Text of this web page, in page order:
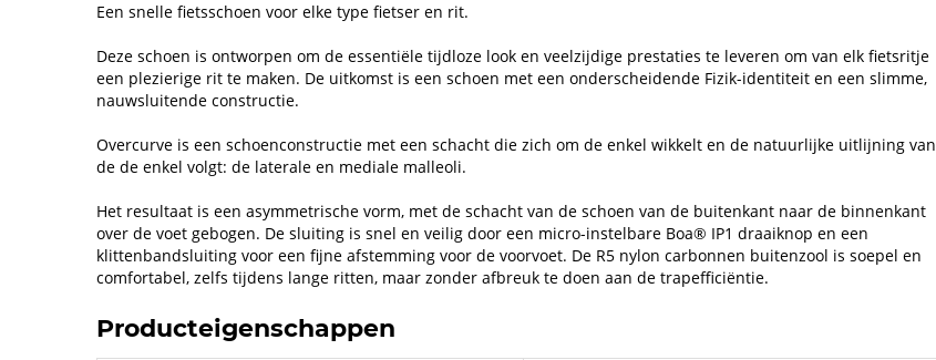
Een snelle fietsschoen voor elke type fietser en rit.
Deze schoen is ontworpen om de essentiële tijdloze look en veelzijdige prestaties te leveren om van elk fietsritje
een plezierige rit te maken. De uitkomst is een schoen met een onderscheidende Fizik-identiteit en een slimme,
nauwsluitende constructie.
Overcurve is een schoenconstructie met een schacht die zich om de enkel wikkelt en de natuurlijke uitlijning van
de de enkel volgt: de laterale en mediale malleoli.
Het resultaat is een asymmetrische vorm, met de schacht van de schoen van de buitenkant naar de binnenkant
over de voet gebogen. De sluiting is snel en veilig door een micro-instelbare Boa® IP1 draaiknop en een
klittenbandsluiting voor een fijne afstemming voor de voorvoet. De R5 nylon carbonnen buitenzool is soepel en
comfortabel, zelfs tijdens lange ritten, maar zonder afbreuk te doen aan de trapefficiëntie.
Producteigenschappen